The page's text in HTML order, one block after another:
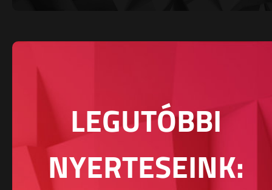
LEGUTÓBBI
NYERTESEINK: